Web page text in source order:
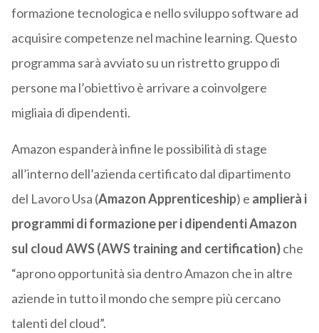
formazione tecnologica e nello sviluppo software ad
acquisire competenze nel machine learning. Questo
programma sarà avviato su un ristretto gruppo di
persone ma l’obiettivo è arrivare a coinvolgere
migliaia di dipendenti.
Amazon espanderà infine le possibilità di stage
all’interno dell’azienda certificato dal dipartimento
del Lavoro Usa (Amazon Apprenticeship) e amplierà i
programmi di formazione per i dipendenti Amazon
sul cloud AWS(AWS training and certification)che
“aprono opportunità sia dentro Amazon che in altre
aziende in tutto il mondo che sempre più cercano
talenti del cloud”.